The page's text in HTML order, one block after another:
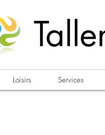
Loisirs Services